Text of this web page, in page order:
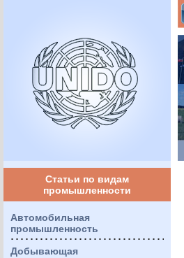
Статьи по видам
промышленности
Автомобильная
промышленность
Добывающая